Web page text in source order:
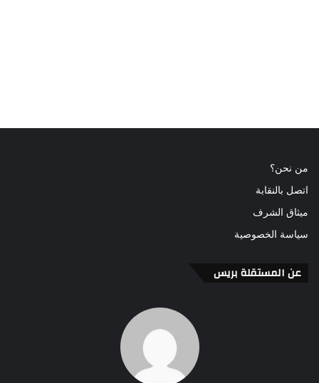
من نحن؟
اتصل بالنقابة
ميثاق الشرف
سياسة الخصوصية
عن المستقلة بريس